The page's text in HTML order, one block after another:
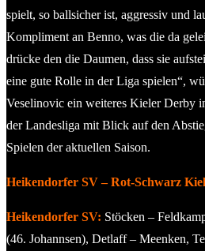
spielt, so ballsicher ist, aggressiv und
Kompliment an Benno, was die da
drücke den die Daumen, dass sie
eine gute Rolle in der Liga spielen“,
Veselinovic ein weiteres Kieler Derby
der Landesliga mit Blick auf den
Spielen der aktuellen Saison.
Heikendorfer SV – Rot-Schwarz
Heikendorfer SV: Stöcken –
(46. Johannsen), Detlaff – Meenken,